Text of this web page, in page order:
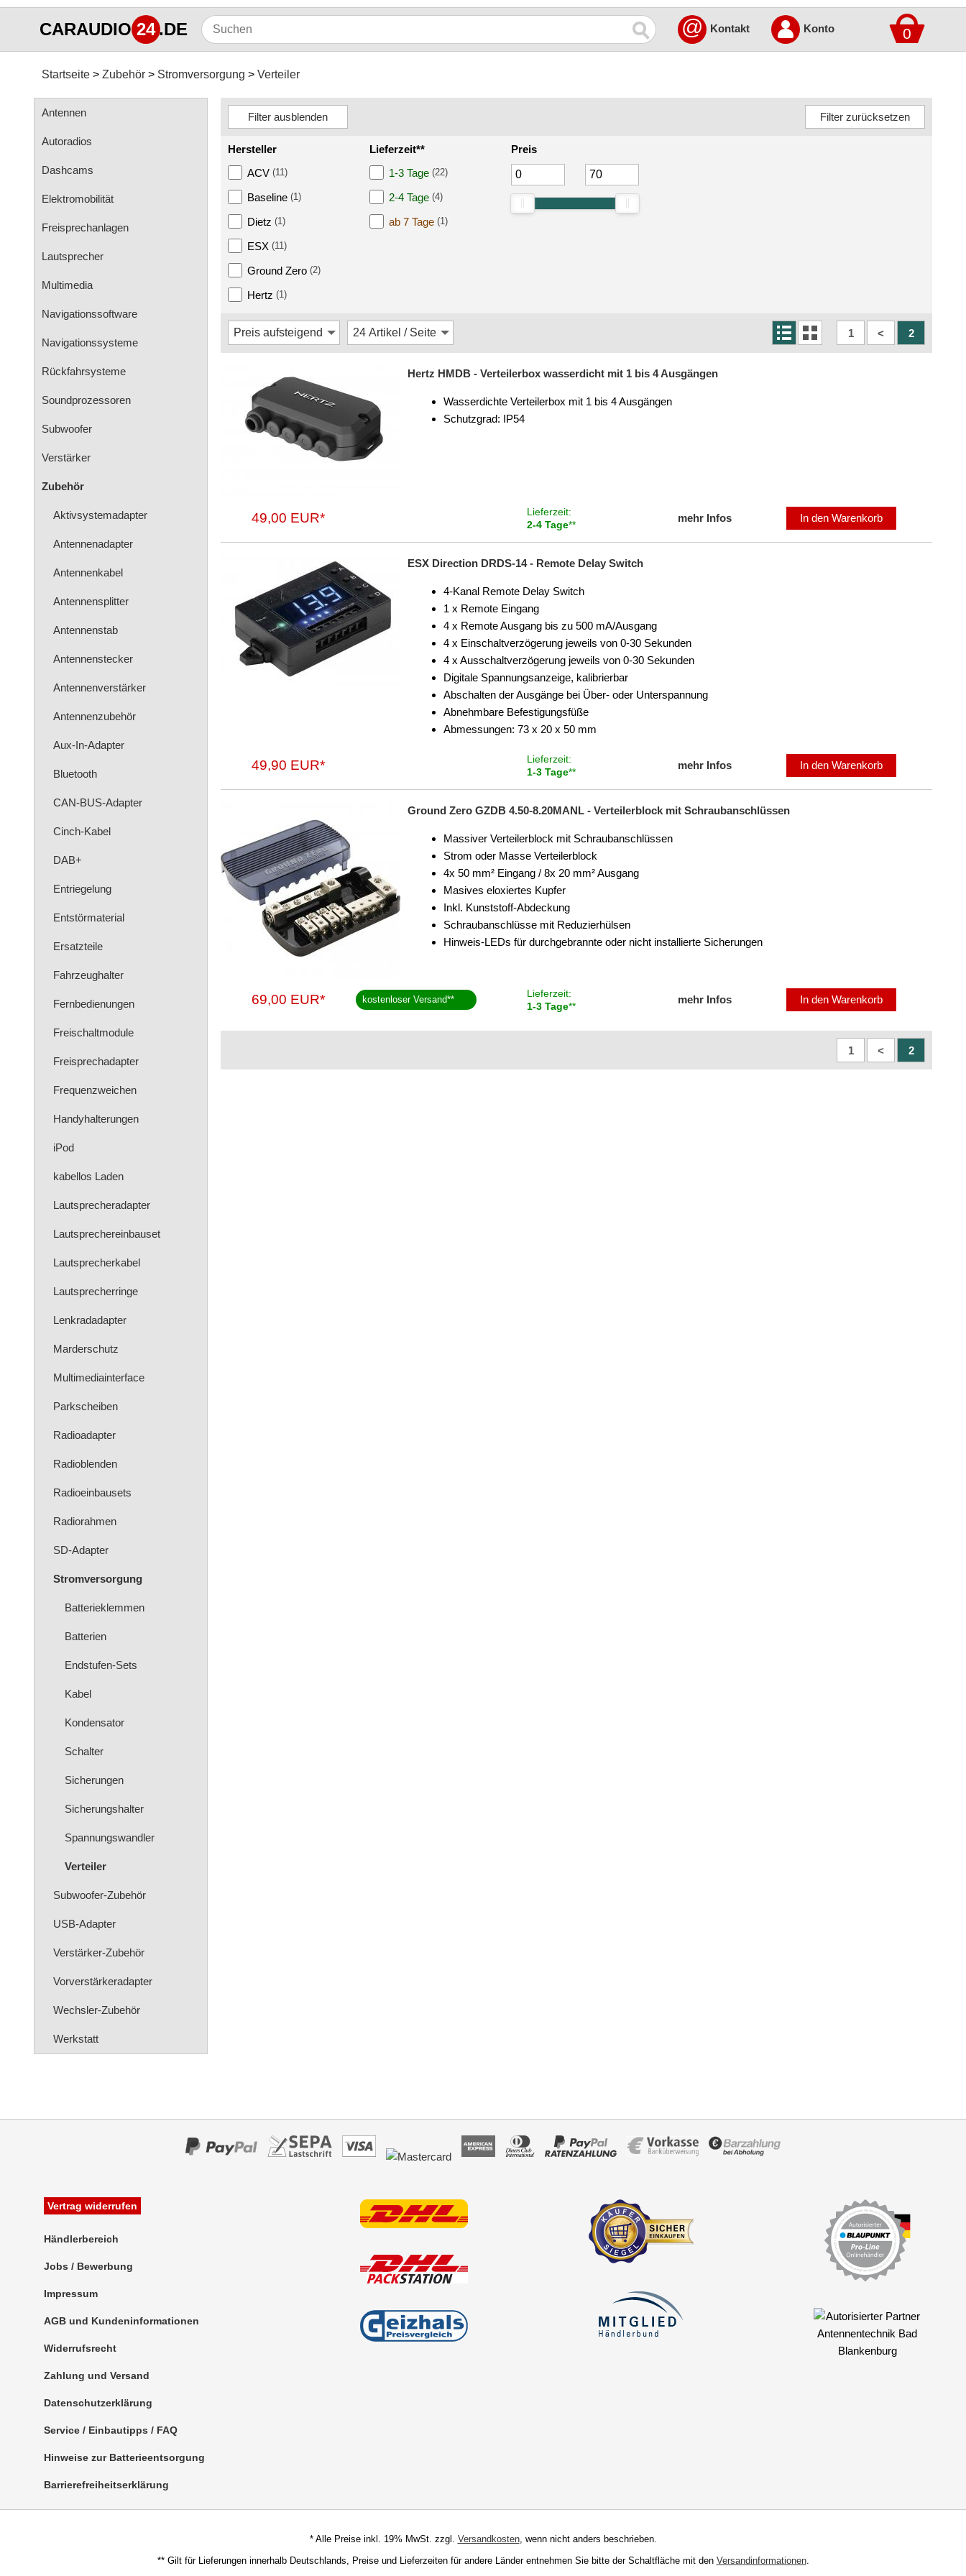
CARAUDIO 24.DE 0
@ Kontakt Konto
Startseite Zubehör Stromversorgung Verteiler
Antennen
Autoradios
Dashcams
Elektromobilität
Freisprechanlagen
Lautsprecher
Multimedia
Navigationssoftware
Navigationssysteme
Rückfahrsysteme
Soundprozessoren
Subwoofer
Verstärker
Zubehör
Aktivsystemadapter
Antennenadapter
Antennenkabel
Antennensplitter
Antennenstab
Antennenstecker
Antennenverstärker
Antennenzubehör
Aux-In-Adapter
Bluetooth
CAN-BUS-Adapter
Cinch-Kabel
DAB+
Entriegelung
Entstörmaterial
Ersatzteile
Fahrzeughalter
Fernbedienungen
Freischaltmodule
Freisprechadapter
Frequenzweichen
Handyhalterungen
iPod
kabellos Laden
Lautsprecheradapter
Lautsprechereinbauset
Lautsprecherkabel
Lautsprecherringe
Lenkradadapter
Marderschutz
Multimediainterface
Parkscheiben
Radioadapter
Radioblenden
Radioeinbausets
Radiorahmen
SD-Adapter
Stromversorgung
Batterieklemmen
Batterien
Endstufen-Sets
Kabel
Kondensator
Schalter
Sicherungen
Sicherungshalter
Spannungswandler
Verteiler
Subwoofer-Zubehör
USB-Adapter
Verstärker-Zubehör
Vorverstärkeradapter
Wechsler-Zubehör
Werkstatt
Hersteller
ACV (11)
Baseline (1)
Dietz (1)
ESX (11)
Ground Zero (2)
Hertz (1)
Lieferzeit**
1-3 Tage (22)
2-4 Tage (4)
ab 7 Tage (1)
Preis
1 < 2
Hertz HMDB - Verteilerbox wasserdicht mit 1 bis 4 Ausgängen
Wasserdichte Verteilerbox mit 1 bis 4 Ausgängen
Schutzgrad: IP54
49,00 EUR*
Lieferzeit:
2-4 Tage**
mehr Infos In den Warenkorb
ESX Direction DRDS-14 - Remote Delay Switch
4-Kanal Remote Delay Switch
1 x Remote Eingang
4 x Remote Ausgang bis zu 500 mA/Ausgang
4 x Einschaltverzögerung jeweils von 0-30 Sekunden
4 x Ausschaltverzögerung jeweils von 0-30 Sekunden
Digitale Spannungsanzeige, kalibrierbar
Abschalten der Ausgänge bei Über- oder Unterspannung
Abnehmbare Befestigungsfüße
Abmessungen: 73 x 20 x 50 mm
49,90 EUR*
Lieferzeit:
1-3 Tage**
mehr Infos In den Warenkorb
Ground Zero GZDB 4.50-8.20MANL - Verteilerblock mit Schraubanschlüssen
Massiver Verteilerblock mit Schraubanschlüssen
Strom oder Masse Verteilerblock
4x 50 mm² Eingang / 8x 20 mm² Ausgang
Masives eloxiertes Kupfer
Inkl. Kunststoff-Abdeckung
Schraubanschlüsse mit Reduzierhülsen
Hinweis-LEDs für durchgebrannte oder nicht installierte Sicherungen
69,00 EUR* kostenloser Versand**
Lieferzeit:
1-3 Tage**
mehr Infos In den Warenkorb
1 < 2
Vertrag widerrufen
Händlerbereich
Jobs / Bewerbung
Impressum
AGB und Kundeninformationen
Widerrufsrecht
Zahlung und Versand
Datenschutzerklärung
Service / Einbautipps / FAQ
Hinweise zur Batterieentsorgung
Barrierefreiheitserklärung
* Alle Preise inkl. 19% MwSt. zzgl. Versandkosten, wenn nicht anders beschrieben.
** Gilt für Lieferungen innerhalb Deutschlands, Preise und Lieferzeiten für andere Länder entnehmen Sie bitte der Schaltfläche mit den Versandinformationen.